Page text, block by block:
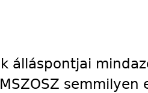
álláspontjai